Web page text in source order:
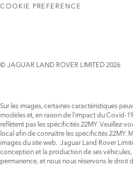
COOKIE PREFERENCE
© JAGUAR LAND ROVER LIMITED 2026
Sur les images, certaines caractéristiques
modèles et, en raison de l'impact du Covid-
reflètent pas les spécificités 22MY. Veuillez-
local afin de connaître les spécificités 22MY.
images du site web. Jaguar Land Rover
conception et la production de ses
permanence, et nous nous réservons le droit